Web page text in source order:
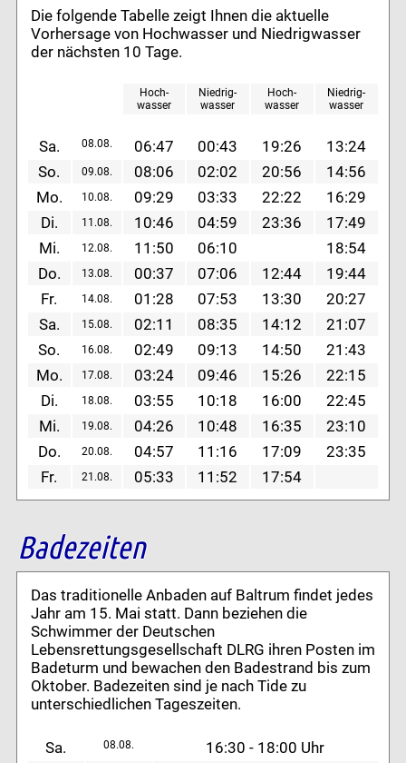
Die folgende Tabelle zeigt Ihnen die aktuelle
Vorhersage von Hochwasser und Niedrigwasser
der nächsten 10 Tage.
Hoch-
wasser
Niedrig-
wasser
Hoch-
wasser
Niedrig-
wasser
Sa. 08.08. 06:47 00:43 19:26
13:24
So.
09.08. 08:06 02:02 20:56
14:56
Mo.
10.08. 09:29 03:33 22:22
16:29
Di.
11.08. 10:46 04:59 23:36
17:49
Mi.
12.08. 11:50 06:10
18:54
Do.
13.08. 00:37 07:06 12:44
19:44
Fr.
14.08. 01:28 07:53 13:30
20:27
Sa.
15.08. 02:11 08:35 14:12
21:07
So.
16.08. 02:49 09:13 14:50
21:43
Mo.
17.08. 03:24 09:46 15:26
22:15
Di.
18.08. 03:55 10:18 16:00
22:45
Mi.
19.08. 04:26 10:48 16:35
23:10
Do.
20.08. 04:57 11:16 17:09
23:35
Fr.
21.08. 05:33 11:52 17:54
Badezeiten
Das traditionelle Anbaden auf Baltrum findet jedes
Jahr am 15. Mai statt. Dann beziehen die
Schwimmer der Deutschen
Lebensrettungsgesellschaft DLRG ihren Posten im
Badeturm und bewachen den Badestrand bis zum
Oktober. Badezeiten sind je nach Tide zu
unterschiedlichen Tageszeiten.
Sa. 08.08.
16:30 - 18:00 Uhr